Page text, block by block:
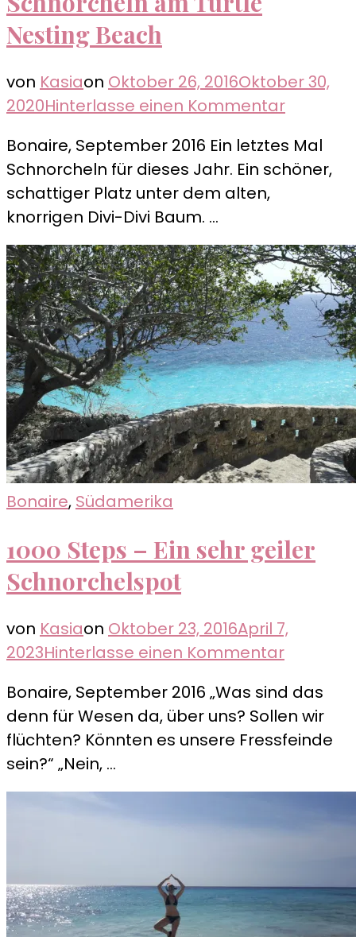
Nesting Beach
von Kasiaon Oktober 26, 2016Oktober 30,
2020Hinterlasse einen Kommentarzu
am
Turtle
Bonaire, September 2016 Ein letztes Mal
Schnorcheln für dieses Jahr. Ein schöner,
schattiger Platz unter dem alten,
knorrigen Divi-Divi Baum. …
Bonaire, Südamerika
1000 Steps – Ein sehr geiler
Schnorchelspot
von Kasiaon Oktober 23, 2016April 7,
2023Hinterlasse einen Kommentarzu
Steps
–
Ein
geiler
Bonaire, September 2016 „Was sind das
denn für Wesen da, über uns? Sollen wir
flüchten? Könnten es unsere Fressfeinde
sein?“ „Nein, …